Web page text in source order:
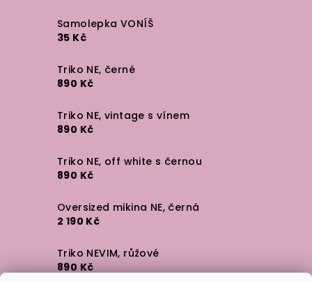
Samolepka VONÍŠ
35 Kč
Triko NE, černé
890 Kč
Triko NE, vintage s vínem
890 Kč
Triko NE, off white s černou
890 Kč
Oversized mikina NE, černá
2 190 Kč
Triko NEVIM, růžové
890 Kč